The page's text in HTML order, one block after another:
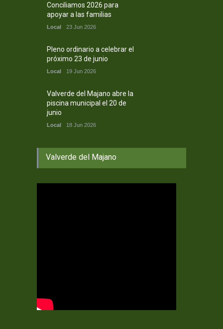
Conciliamos 2026 para
apoyar a las familias
Local 23 Jun 2026
Pleno ordinario a celebrar el
próximo 23 de junio
Local 19 Jun 2026
Valverde del Majano abre la
piscina municipal el 20 de
junio
Local 18 Jun 2026
Valverde del Majano